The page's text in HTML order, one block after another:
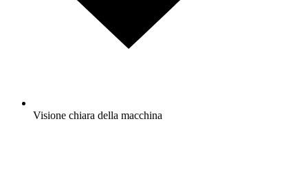
Visione chiara della macchina